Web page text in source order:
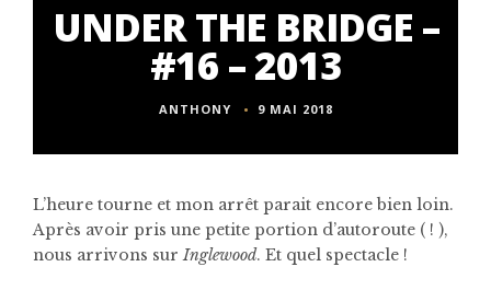
UNDER THE BRIDGE –
#16 – 2013
ANTHONY 9 MAI 2018
L’heure tourne et mon arrêt parait encore bien loin.
Après avoir pris une petite portion d’autoroute ( ! ),
nous arrivons surInglewood. Et quel spectacle !